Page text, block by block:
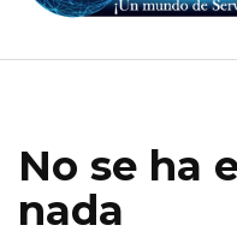
Intro)
No se ha
nada